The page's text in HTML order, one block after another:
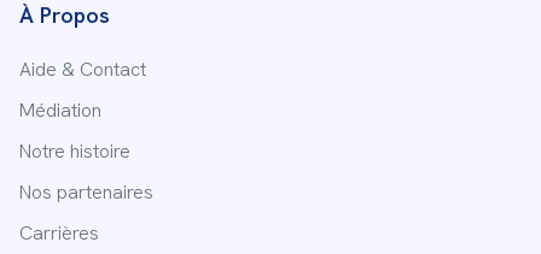
À Propos
Aide & Contact
Médiation
Notre histoire
Nos partenaires
Carrières